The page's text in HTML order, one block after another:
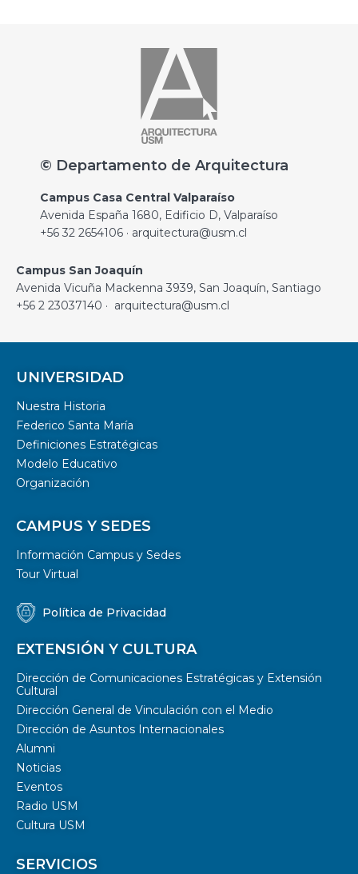
© Departamento de Arquitectura
Campus Casa Central Valparaíso
Avenida España 1680, Edificio D, Valparaíso
+56 32 2654106 · arquitectura@usm.cl
Campus San Joaquín
Avenida Vicuña Mackenna 3939, San Joaquín, Santiago
+56 2 23037140 · arquitectura@usm.cl
UNIVERSIDAD
Nuestra Historia
Federico Santa María
Definiciones Estratégicas
Modelo Educativo
Organización
CAMPUS Y SEDES
Información Campus y Sedes
Tour Virtual
Política de Privacidad
EXTENSIÓN Y CULTURA
Dirección de Comunicaciones Estratégicas y Extensión
Cultural
Dirección General de Vinculación con el Medio
Dirección de Asuntos Internacionales
Alumni
Noticias
Eventos
Radio USM
Cultura USM
SERVICIOS